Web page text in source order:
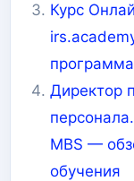
Курс
Директор
MBS —
обучения